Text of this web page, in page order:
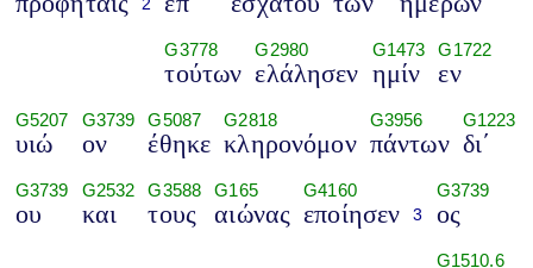
2
G3778
τούτων
G2980
ελάλησεν
G1473
ημίν
G1722
εν
G5207
υιώ
G3739
ον
G5087
έθηκε
G2818
κληρονόμον
G3956
πάντων
G1223
δι΄
G3739
ου
G2532
και
G3588
τους
G165
αιώνας
G4160
εποίησεν 3
G3739
ος
G1510.6